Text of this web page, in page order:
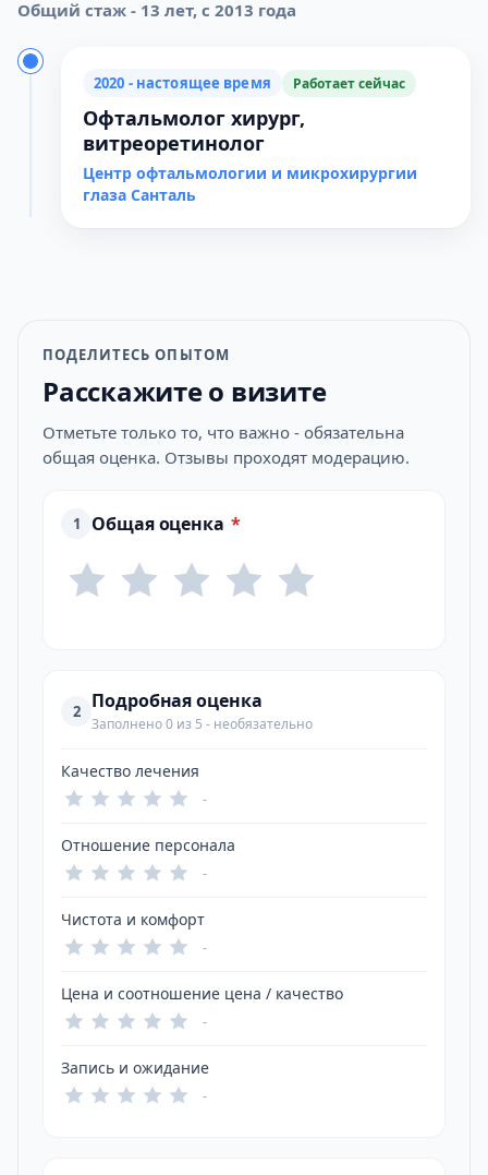
Общий стаж - 13 лет, с 2013 года
2020 - настоящее время Работает сейчас
Офтальмолог хирург,
витреоретинолог
Центр офтальмологии и микрохирургии
глаза Санталь
ПОДЕЛИТЕСЬ ОПЫТОМ
Расскажите о визите
Отметьте только то, что важно - обязательна
общая оценка. Отзывы проходят модерацию.
1 Общая оценка *
2 Подробная оценка
Заполнено 0 из 5 - необязательно
Качество лечения
-
Отношение персонала
-
Чистота и комфорт
-
Цена и соотношение цена / качество
-
Запись и ожидание
-